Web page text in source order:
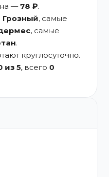
— 78 ₽.
Грозный, самые
, самые
.
круглосуточно.
из 5, всего 0